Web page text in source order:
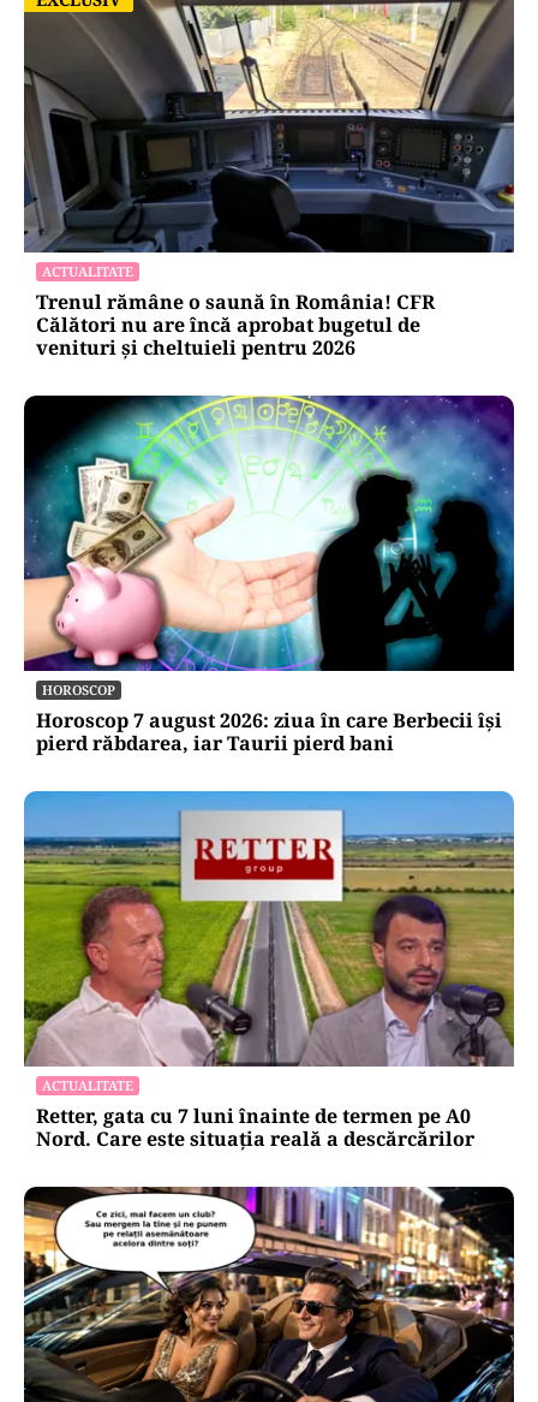
ACTUALITATE
Trenul rămâne o saună în România! CFR
Călători nu are încă aprobat bugetul de
venituri și cheltuieli pentru 2026
HOROSCOP
Horoscop 7 august 2026: ziua în care Berbecii își
pierd răbdarea, iar Taurii pierd bani
ACTUALITATE
Retter, gata cu 7 luni înainte de termen pe A0
Nord. Care este situația reală a descărcărilor